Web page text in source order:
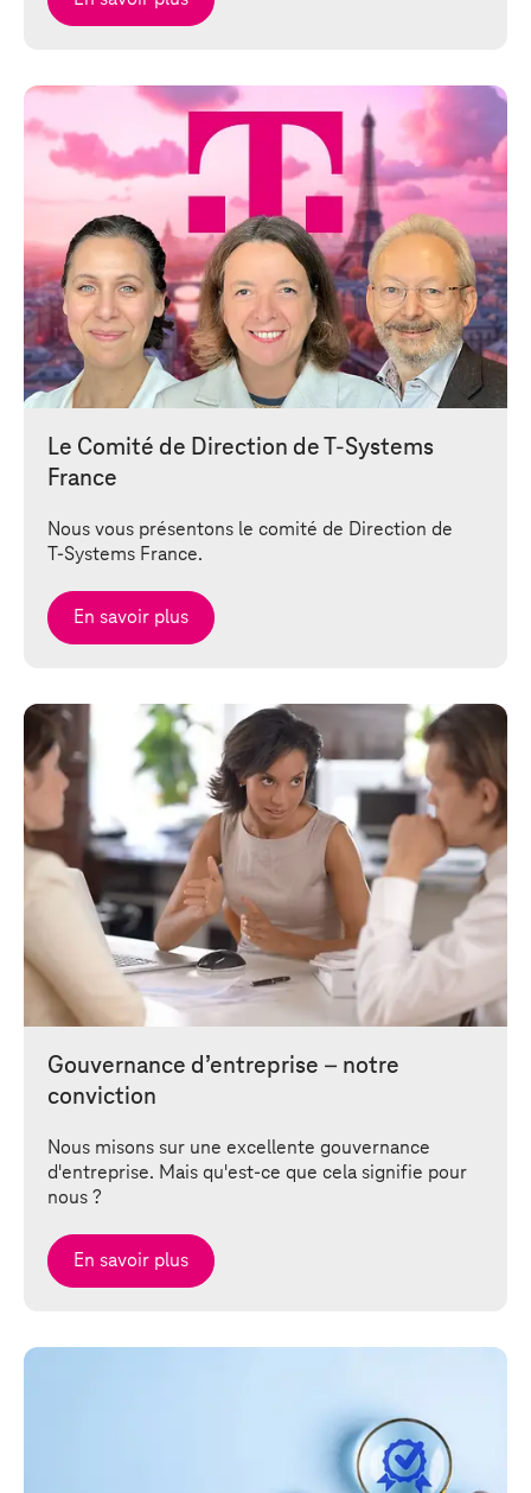
Le Comité de Direction deT-Systems
France
Nous vous présentons le comité de Direction de
T-Systems France.
En savoir plus
Gouvernance d’entreprise – notre
conviction
Nous misons sur une excellente gouvernance
d'entreprise. Mais qu'est-ce que cela signifie pour
nous ?
En savoir plus